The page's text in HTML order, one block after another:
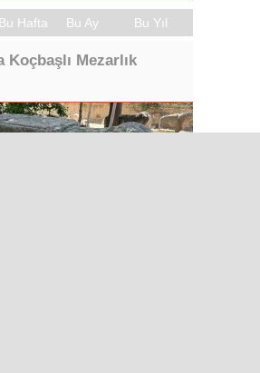
Bu Hafta Bu Ay Bu Yıl
Koçbaşlı Mezarlık